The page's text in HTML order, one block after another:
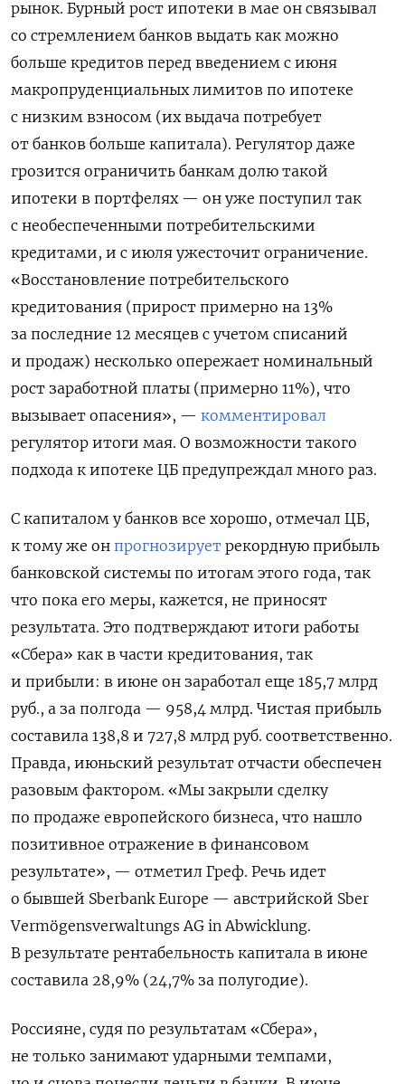
рынок. Бурный рост ипотеки в мае он связывал
со стремлением банков выдать как можно
больше кредитов перед введением с июня
макропруденциальных лимитов по ипотеке
с низким взносом (их выдача потребует
от банков больше капитала). Регулятор даже
грозится ограничить банкам долю такой
ипотеки в портфелях — он уже поступил так
с необеспеченными потребительскими
кредитами, и с июля ужесточит ограничение.
«Восстановление потребительского
кредитования (прирост примерно на 13%
за последние 12 месяцев с учетом списаний
и продаж) несколько опережает номинальный
рост заработной платы (примерно 11%), что
вызывает опасения», — комментировал
регулятор итоги мая. О возможности такого
подхода к ипотеке ЦБ предупреждал много раз.
С капиталом у банков все хорошо, отмечал ЦБ,
к тому же он прогнозирует рекордную прибыль
банковской системы по итогам этого года, так
что пока его меры, кажется, не приносят
результата. Это подтверждают итоги работы
«Сбера» как в части кредитования, так
и прибыли: в июне он заработал еще 185,7 млрд
руб., а за полгода — 958,4 млрд. Чистая прибыль
составила 138,8 и 727,8 млрд руб. соответственно.
Правда, июньский результат отчасти обеспечен
разовым фактором. «Мы закрыли сделку
по продаже европейского бизнеса, что нашло
позитивное отражение в финансовом
результате», — отметил Греф. Речь идет
о бывшей Sberbank Europe — австрийской Sber
Vermögensverwaltungs AG in Abwicklung.
В результате рентабельность капитала в июне
составила 28,9% (24,7% за полугодие).
Россияне, судя по результатам «Сбера»,
не только занимают ударными темпами,